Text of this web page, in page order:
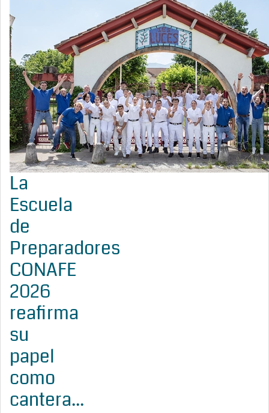
La
Escuela
de
Preparadores
CONAFE
2026
reafirma
su
papel
como
cantera...